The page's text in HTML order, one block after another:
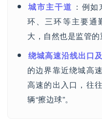
城市主干道 ：例
环、三环等主要通
大，自然也是监管的
绕城高速沿线出口
的边界靠近绕城高
高速的出入口，往
辆“擦边球”。